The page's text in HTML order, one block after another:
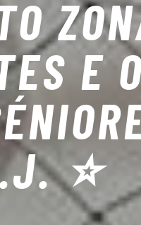
E
⭐